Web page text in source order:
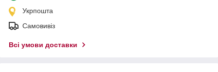
Укрпошта
Самовивіз
Всі умови доставки